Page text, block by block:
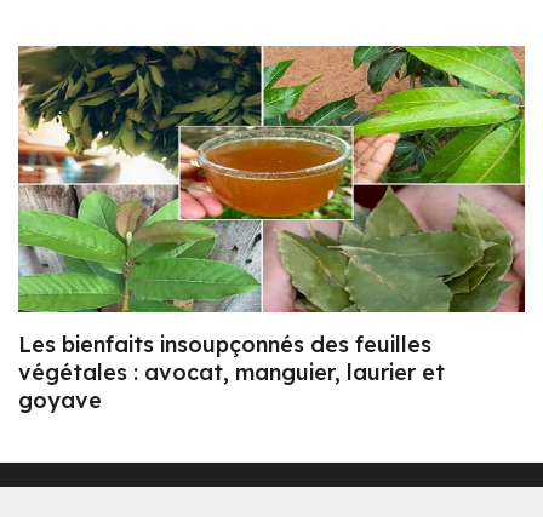
Les bienfaits insoupçonnés des feuilles
végétales : avocat, manguier, laurier et
goyave